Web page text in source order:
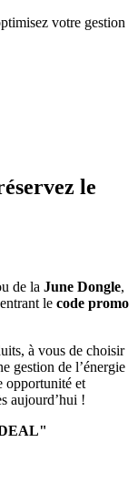
votre gestion
le
de la June Dongle,
le code promo
à vous de choisir
gestion de l’énergie
opportunité et
aujourd’hui !